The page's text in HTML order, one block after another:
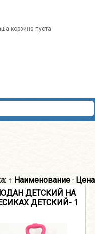
корзина пуста
↑ Наименование· Цена
ДЕТСКИЙ НА
ДЕТСКИЙ- 1